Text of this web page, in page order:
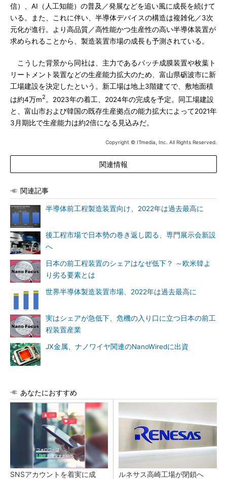
信）、AI（人工知能）の普及／発展などを追い風に成長を続けて
いる。また、これに伴い、半導体デバイスの構造は複雑化／3次
元化が進行。より高品質／高性能かつ生産性の高い半導体装置が
求められることから、製造装置市場の成長も予測されている。
こうした背景から同社は、主力であるバッチ成膜装置や枚葉ト
リートメント装置などの生産能力拡大のため、富山県砺波市に新
工場建設を決定したという。新工場は地上3階建てで、敷地面積
は約4万m2 。2023年の着工、2024年の完成を予定。同工場建設
と、富山市および韓国の既存生産拠点の能力拡大によって2021年
3月期比で生産能力は約2倍になる見込みだ。
Copyright © ITmedia, Inc. All Rights Reserved.
関連情報
関連記事
半導体前工程製造装置向け、2022年は過去最高に
後工程市場で日本勢の巻き返し図る、専門展示会新設
へ
日本の前工程装置のシェアはなぜ低下？ ～欧米韓よ
り劣る要素とは
世界半導体製造装置市場、2022年は過去最高に
実はシェアが急低下、危機の入り口に立つ日本の前工
程装置産業
JX金属、ナノワイヤ関連のNanoWiredに出資
あなたにおすすめ
SNSアカウントを着実に成
ルネサス高崎工場が閉鎖へ